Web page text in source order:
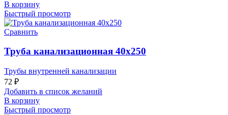
В корзину
Быстрый просмотр
Сравнить
Труба канализационная 40х250
Трубы внутренней канализации
72 ₽
Добавить в список желаний
В корзину
Быстрый просмотр